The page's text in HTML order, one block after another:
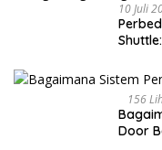
10 Juli
156
Door